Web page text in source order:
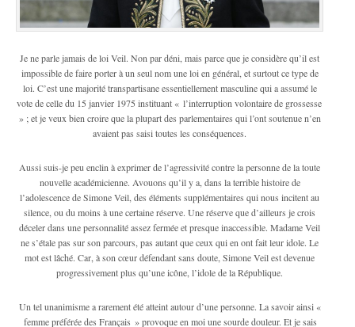
Je ne parle jamais de loi Veil. Non par déni, mais parce que je considère qu’il est
impossible de faire porter à un seul nom une loi en général, et surtout ce type de
loi. C’est une majorité transpartisane essentiellement masculine qui a assumé le
vote de celle du 15 janvier 1975 instituant « l’interruption volontaire de grossesse
» ; et je veux bien croire que la plupart des parlementaires qui l’ont soutenue n’en
avaient pas saisi toutes les conséquences.
Aussi suis-je peu enclin à exprimer de l’agressivité contre la personne de la toute
nouvelle académicienne. Avouons qu’il y a, dans la terrible histoire de
l’adolescence de Simone Veil, des éléments supplémentaires qui nous incitent au
silence, ou du moins à une certaine réserve. Une réserve que d’ailleurs je crois
déceler dans une personnalité assez fermée et presque inaccessible. Madame Veil
ne s’étale pas sur son parcours, pas autant que ceux qui en ont fait leur idole. Le
mot est lâché. Car, à son cœur défendant sans doute, Simone Veil est devenue
progressivement plus qu’une icône, l’idole de la République.
Un tel unanimisme a rarement été atteint autour d’une personne. La savoir ainsi «
femme préférée des Français » provoque en moi une sourde douleur. Et je sais